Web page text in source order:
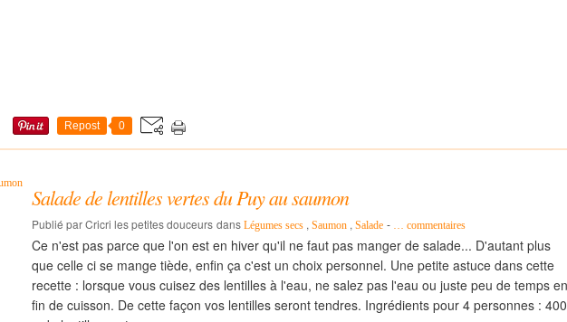
Repost 0
Salade de lentilles vertes du Puy au saumon
Publié par Cricri les petites douceurs dans Légumes secs , Saumon , Salade - … commentaires
Ce n'est pas parce que l'on est en hiver qu'il ne faut pas manger de salade... D'autant plus
que celle ci se mange tiède, enfin ça c'est un choix personnel. Une petite astuce dans cette
recette : lorsque vous cuisez des lentilles à l'eau, ne salez pas l'eau ou juste peu de temps en
fin de cuisson. De cette façon vos lentilles seront tendres. Ingrédients pour 4 personnes : 400